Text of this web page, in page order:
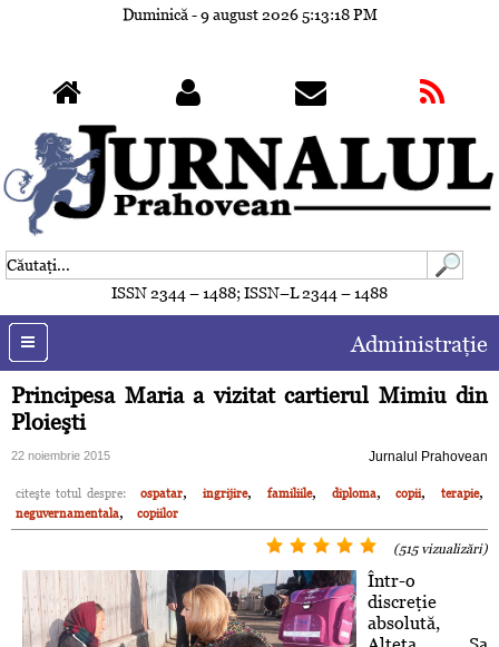
Duminică - 9 august 2026 5:13:21 PM
ISSN 2344 – 1488; ISSN–L 2344 – 1488
Administraţie
Principesa Maria a vizitat cartierul Mimiu din
Ploieşti
22 noiembrie 2015 Jurnalul Prahovean
citeşte totul despre: ospatar, ingrijire, familiile, diploma, copii, terapie,
neguvernamentala, copiilor
(515 vizualizări)
Într-o
discreţie
absolută,